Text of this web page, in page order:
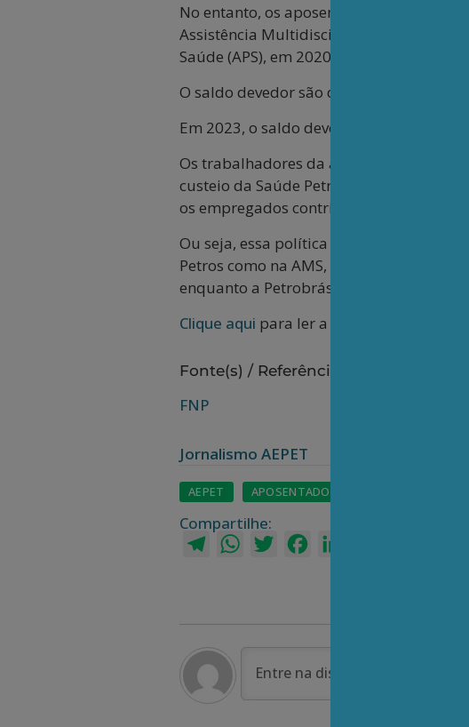
No entanto, os aposentados e
Assistência Multidisciplinar de Saúde
Saúde (APS), em 2020.
O saldo devedor são dívidas do
Em 2023, o saldo devedor acumulou
Os trabalhadores da ativa também
custeio da Saúde Petrobrás, uma vez
os empregados contribuem com 2% da
Ou seja, essa política de redução nos
Petros como na AMS, afeta
enquanto a Petrobrás, por outro lado,
Clique aqui para ler a íntegra do estudo
Fonte(s) / Referência(s):
FNP
Jornalismo AEPET
AEPET APOSENTADOS
Compartilhe:
TelegramWhatsAppTwitterFacebook